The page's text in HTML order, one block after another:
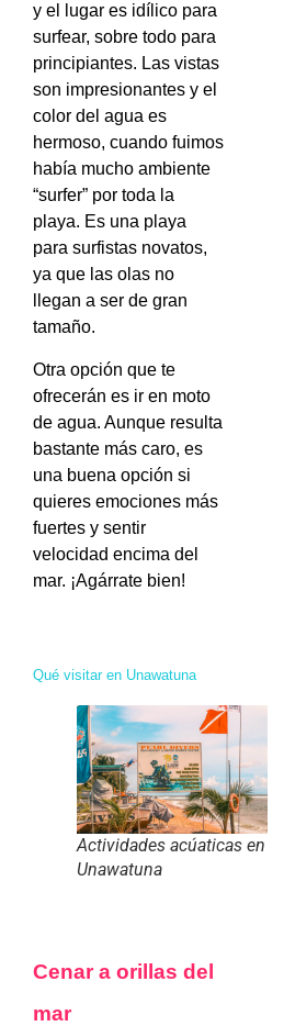
y el lugar es idílico para
surfear, sobre todo para
principiantes. Las vistas
son impresionantes y el
color del agua es
hermoso, cuando fuimos
había mucho ambiente
“surfer” por toda la
playa. Es una playa
para surfistas novatos,
ya que las olas no
llegan a ser de gran
tamaño.
Otra opción que te
ofrecerán es ir en moto
de agua. Aunque resulta
bastante más caro, es
una buena opción si
quieres emociones más
fuertes y sentir
velocidad encima del
mar. ¡Agárrate bien!
Qué visitar en Unawatuna
Actividades acúaticas en
Unawatuna
Cenar a orillas del
mar